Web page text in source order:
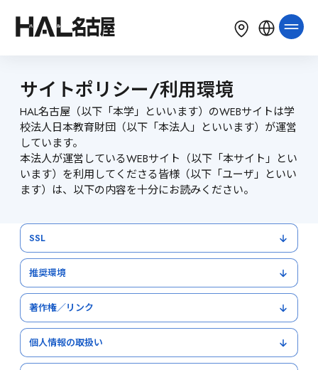
LANGUAGE
한국어 Tiếng Việt Bahasa Indonesia
サイトポリシー/利用環境
HAL名古屋（以下「本学」といいます）のWEBサイトは学
校法人日本教育財団（以下「本法人」といいます）が運営
しています。
本法人が運営しているWEBサイト（以下「本サイト」とい
います）を利用してくださる皆様（以下「ユーザ」といい
ます）は、以下の内容を十分にお読みください。
SSL
推奨環境
著作権／リンク
個人情報の取扱い